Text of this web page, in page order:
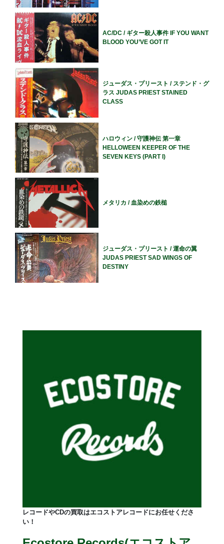
AC/DC / ギター殺人事件 IF YOU WANT
BLOOD YOU’VE GOT IT
ジューダス・プリースト / ステンド・グ
ラス JUDAS PRIEST STAINED
CLASS
ハロウィン / 守護神伝 第一章
HELLOWEEN KEEPER OF THE
SEVEN KEYS (PART I)
メタリカ / 血染めの鉄槌
ジューダス・プリースト / 運命の翼
JUDAS PRIEST SAD WINGS OF
DESTINY
レコードやCDの買取はエコストアレコードにお任せくださ
い！